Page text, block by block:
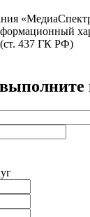
437 ГК РФ)